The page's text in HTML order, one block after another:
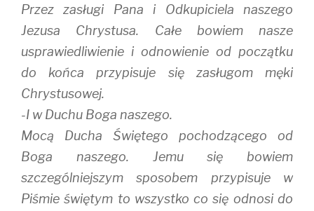
Przez zasługi Pana i Odkupiciela naszego
Jezusa Chrystusa. Całe bowiem nasze
usprawiedliwienie i odnowienie od początku
do końca przypisuje się zasługom męki
Chrystusowej.
-I w Duchu Boga naszego.
Mocą Ducha Świętego pochodzącego od
Boga naszego. Jemu się bowiem
szczególniejszym sposobem przypisuje w
Piśmie świętym to wszystko co się odnosi do